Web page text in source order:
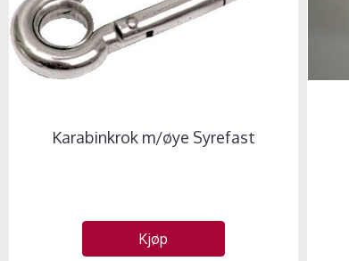
Karabinkrok m/øye Syrefast
Kjøp